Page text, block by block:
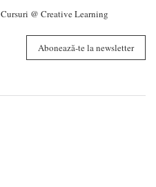
Cursuri @ Creative Learning
Abonează-te la newsletter